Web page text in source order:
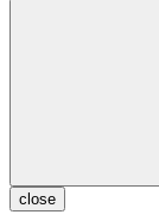
close